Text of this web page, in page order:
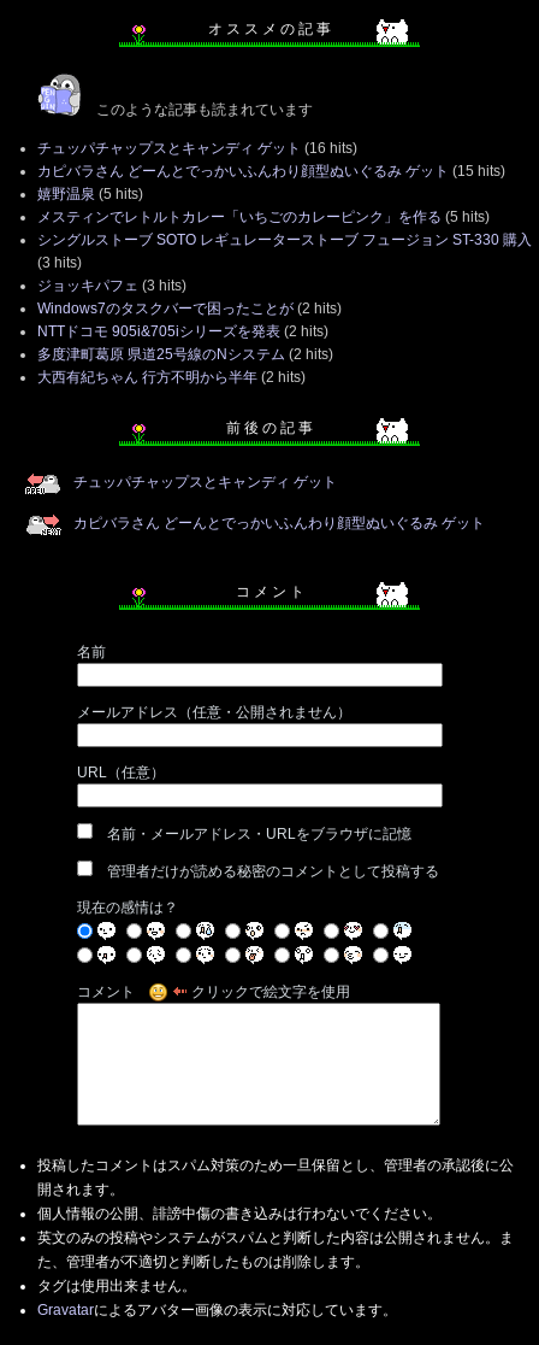
オ ス ス メ の 記 事
このような記事も読まれています
チュッパチャップスとキャンディ ゲット (16 hits)
カピバラさん どーんとでっかいふんわり顔型ぬいぐるみ ゲット (15 hits)
嬉野温泉 (5 hits)
メスティンでレトルトカレー「いちごのカレーピンク」を作る (5 hits)
シングルストーブ SOTO レギュレーターストーブ フュージョン ST-330 購入
(3 hits)
ジョッキパフェ (3 hits)
Windows7のタスクバーで困ったことが (2 hits)
NTTドコモ 905i&705iシリーズを発表 (2 hits)
多度津町葛原 県道25号線のNシステム (2 hits)
大西有紀ちゃん 行方不明から半年 (2 hits)
前 後 の 記 事
チュッパチャップスとキャンディ ゲット
カピバラさん どーんとでっかいふんわり顔型ぬいぐるみ ゲット
コ メ ン ト
名前
メールアドレス（任意・公開されません）
URL（任意）
名前・メールアドレス・URLをブラウザに記憶
管理者だけが読める秘密のコメントとして投稿する
現在の感情は？
コメント クリックで絵文字を使用
投稿したコメントはスパム対策のため一旦保留とし、管理者の承認後に公
開されます。
個人情報の公開、誹謗中傷の書き込みは行わないでください。
英文のみの投稿やシステムがスパムと判断した内容は公開されません。ま
た、管理者が不適切と判断したものは削除します。
タグは使用出来ません。
Gravatarによるアバター画像の表示に対応しています。